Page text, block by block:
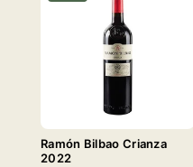
Ramón Bilbao Crianza
2022